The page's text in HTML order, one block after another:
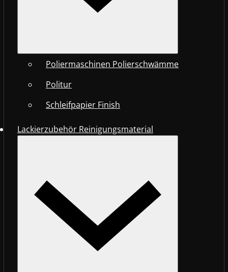
Poliermaschinen Polierschwämme
Politur
Schleifpapier Finish
Lackierzubehör Reinigungsmaterial